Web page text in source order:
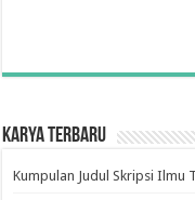
Karya Terbaru
Kumpulan Judul Skripsi Ilmu